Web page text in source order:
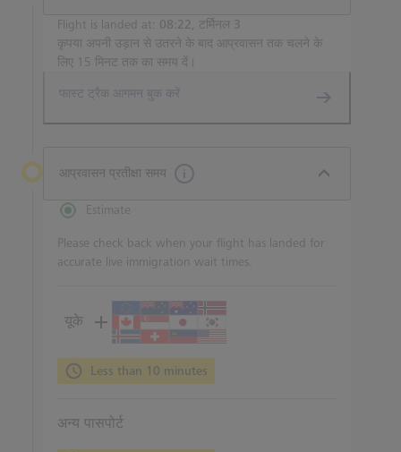
Flight is landed at: 08:22, टर्मिनल 3
कृपया अपनी उड़ान से उतरने के बाद आप्रवासन तक चलने के
लिए 15 मिनट तक का समय दें।
फास्ट ट्रैक आगमन बुक करें
आप्रवासन प्रतीक्षा समय
Estimate
Please check back when your flight has landed for
accurate live immigration wait times.
यूके
Less than 10 minutes
अन्य पासपोर्ट